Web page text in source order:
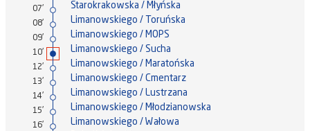
07' Starokrakowska / Młyńska
08' Limanowskiego / Toruńska
09' Limanowskiego / MOPS
10' Limanowskiego / Sucha
12' Limanowskiego / Maratońska
13' Limanowskiego / Cmentarz
14' Limanowskiego / Lustrzana
15' Limanowskiego / Młodzianowska
16' Limanowskiego / Wałowa